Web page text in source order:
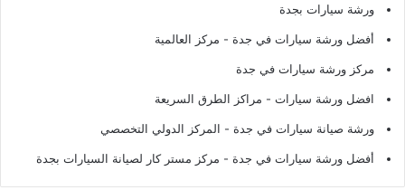
ورشة سيارات بجدة
أفضل ورشة سيارات في جدة - مركز العالمية
مركز ورشة سيارات في جدة
افضل ورشة سيارات - مراكز الطرق السريعة
ورشة صيانة سيارات في جدة - المركز الدولي التخصصي
أفضل ورشة سيارات في جدة - مركز مستر كار لصيانة السيارات بجدة